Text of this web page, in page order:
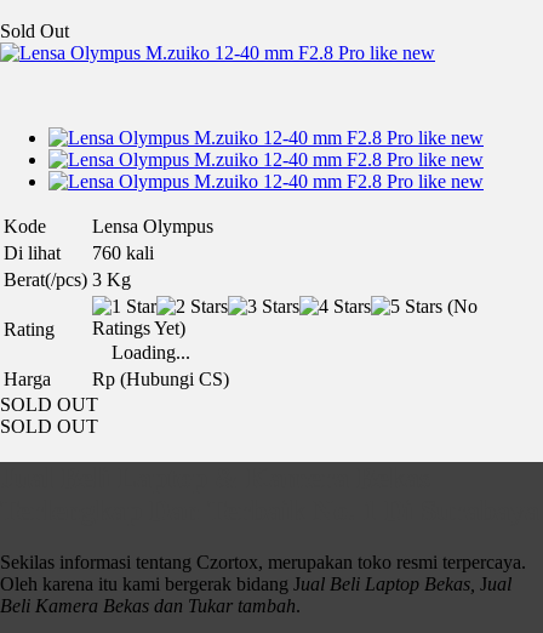
Sold Out
Kode
Lensa Olympus
Di lihat
760 kali
Berat(/pcs) 3 Kg
Rating
(No
Ratings Yet)
Loading...
Harga
Rp (Hubungi CS)
SOLD OUT
SOLD OUT
Sekilas informasi tentang Czortox, merupakan toko resmi terpercaya.
Oleh karena itu kami bergerak bidang Jual Beli Laptop Bekas, Jual
Beli Kamera Bekas dan Tukar tambah.